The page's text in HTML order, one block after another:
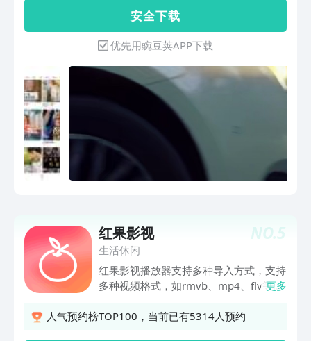
安 全 下 载
优先用豌豆荚APP下载
NO.5
红果影视
生活休闲
红果影视播放器支持多种导入方式，支持
多种视频格式，如rmvb、mp4、flv等格
验！经典影视解说，从各个角度带您一起
更多
人气预约榜TOP100，当前已有5314人预约